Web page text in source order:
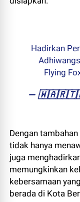
Hadirkan
Flying
—
Dengan
tidak hanya
juga
memungkinkan
kebersamaan
berada di Kota